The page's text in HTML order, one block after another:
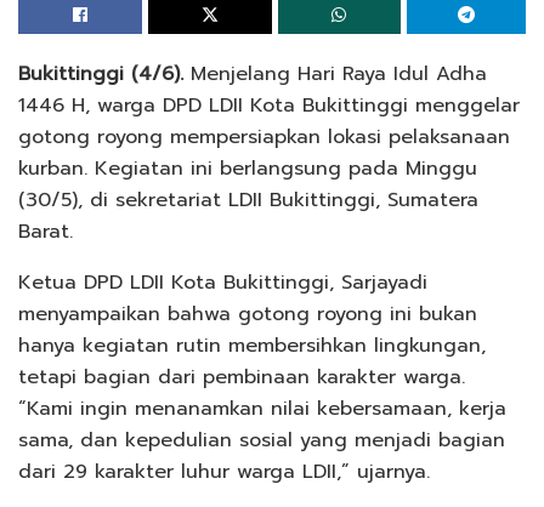
Bukittinggi (4/6).Menjelang Hari Raya Idul Adha
1446 H, warga DPD LDII Kota Bukittinggi menggelar
gotong royong mempersiapkan lokasi pelaksanaan
kurban. Kegiatan ini berlangsung pada Minggu
(30/5), di sekretariat LDII Bukittinggi, Sumatera
Barat.
Ketua DPD LDII Kota Bukittinggi, Sarjayadi
menyampaikan bahwa gotong royong ini bukan
hanya kegiatan rutin membersihkan lingkungan,
tetapi bagian dari pembinaan karakter warga.
“Kami ingin menanamkan nilai kebersamaan, kerja
sama, dan kepedulian sosial yang menjadi bagian
dari 29 karakter luhur warga LDII,” ujarnya.